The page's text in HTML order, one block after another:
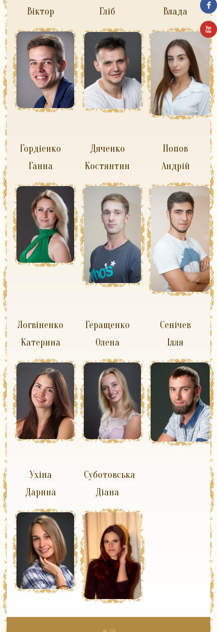
Віктор
Гліб
Влада
Гордіенко
Ганна
Дяченко
Костянтин
Попов
Андрій
Логвіненко
Катерина
Геращенко
Олена
Сенічев
Ілля
Ухіна
Дарина
Суботовська
Діана